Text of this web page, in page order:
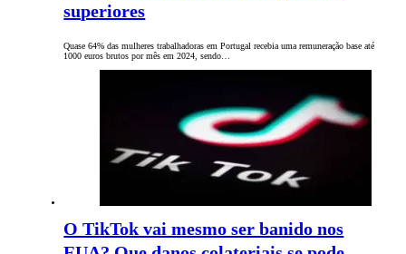
superiores
Quase 64% das mulheres trabalhadoras em Portugal recebia uma remuneração base até
1000 euros brutos por mês em 2024, sendo…
O TikTok vai mesmo ser banido nos